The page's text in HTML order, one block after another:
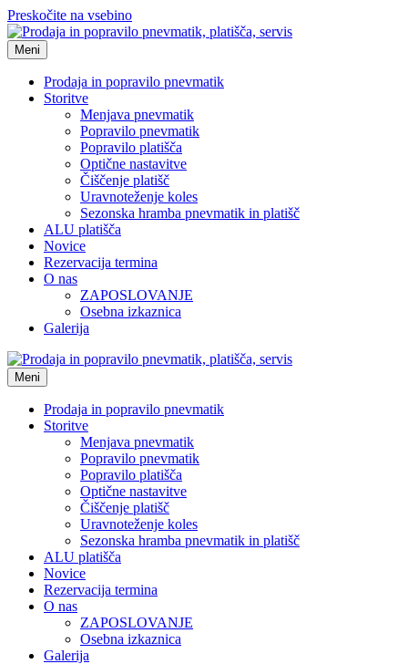
Preskočite na vsebino
Meni
Prodaja in popravilo pnevmatik
Storitve
Menjava pnevmatik
Popravilo pnevmatik
Popravilo platišča
Optične nastavitve
Čiščenje platišč
Uravnoteženje koles
Sezonska hramba pnevmatik in platišč
ALU platišča
Novice
Rezervacija termina
O nas
ZAPOSLOVANJE
Osebna izkaznica
Galerija
Meni
Prodaja in popravilo pnevmatik
Storitve
Menjava pnevmatik
Popravilo pnevmatik
Popravilo platišča
Optične nastavitve
Čiščenje platišč
Uravnoteženje koles
Sezonska hramba pnevmatik in platišč
ALU platišča
Novice
Rezervacija termina
O nas
ZAPOSLOVANJE
Osebna izkaznica
Galerija